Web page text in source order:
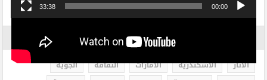
00:00
33:38
الاثار الاسكندرية الامارات الثقافة
الجوية